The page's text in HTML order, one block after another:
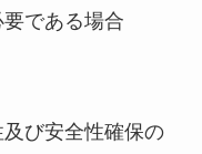
である場合
び安全性確保の